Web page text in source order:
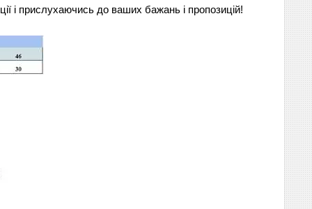
і прислухаючись до ваших бажань і пропозицій!